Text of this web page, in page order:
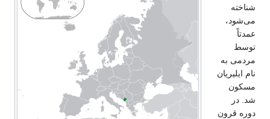
شناخته
می‌شود،
عمدتاً
توسط
مردمی به
نام ایلیریان
مسکون
شد. در
دوره قرون